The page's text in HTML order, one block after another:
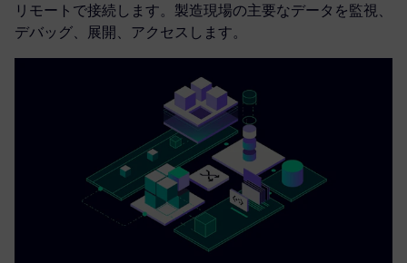
リモートで接続します。製造現場の主要なデータを監視、
デバッグ、展開、アクセスします。